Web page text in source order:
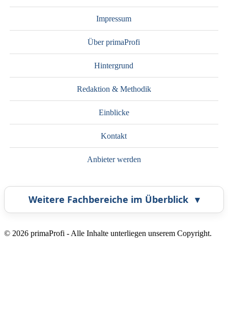
Impressum
Über primaProfi
Hintergrund
Redaktion & Methodik
Einblicke
Kontakt
Anbieter werden
Weitere Fachbereiche im Überblick ▾
Airbrush Bestatter
© 2026 primaProfi - Alle Inhalte unterliegen unserem Copyright.